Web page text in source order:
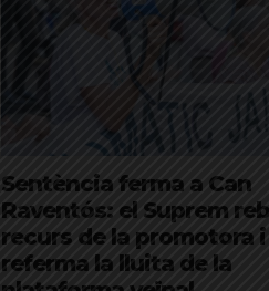
Sentència ferma a Can
Raventós: el Suprem
recurs de la promotora i
referma la lluita de la